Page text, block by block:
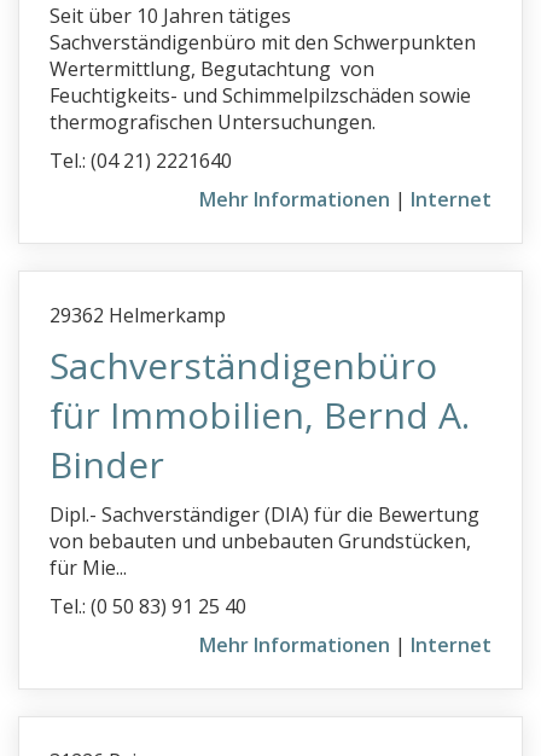
Seit über 10 Jahren tätiges
Sachverständigenbüro mit den Schwerpunkten
Wertermittlung, Begutachtung von
Feuchtigkeits- und Schimmelpilzschäden sowie
thermografischen Untersuchungen.
Tel.: (04 21) 2221640
Mehr Informationen | Internet
29362 Helmerkamp
Sachverständigenbüro
für Immobilien, Bernd A.
Binder
Dipl.- Sachverständiger (DIA) für die Bewertung
von bebauten und unbebauten Grundstücken,
für Mie...
Tel.: (0 50 83) 91 25 40
Mehr Informationen | Internet